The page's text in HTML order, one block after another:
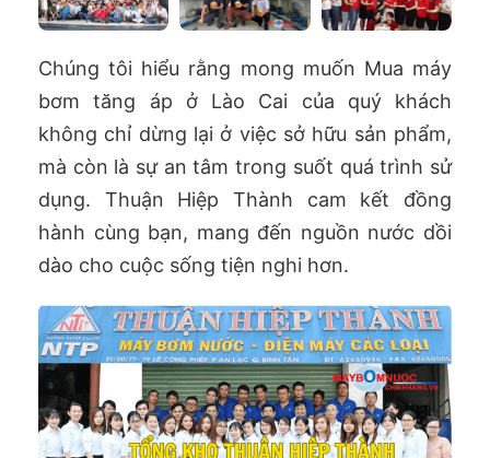
Chúng tôi hiểu rằng mong muốn Mua máy
bơm tăng áp ở Lào Cai của quý khách
không chỉ dừng lại ở việc sở hữu sản phẩm,
mà còn là sự an tâm trong suốt quá trình sử
dụng. Thuận Hiệp Thành cam kết đồng
hành cùng bạn, mang đến nguồn nước dồi
dào cho cuộc sống tiện nghi hơn.